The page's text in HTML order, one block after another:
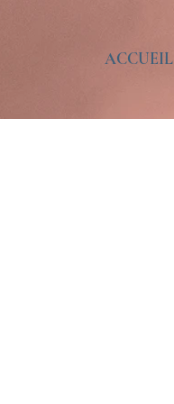
ACCUEIL